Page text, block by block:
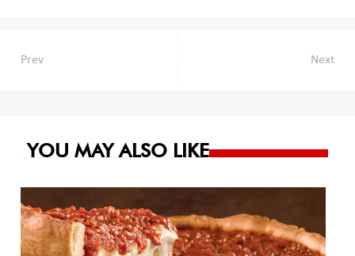
Navegación
Prev Next
YOU MAY ALSO LIKE